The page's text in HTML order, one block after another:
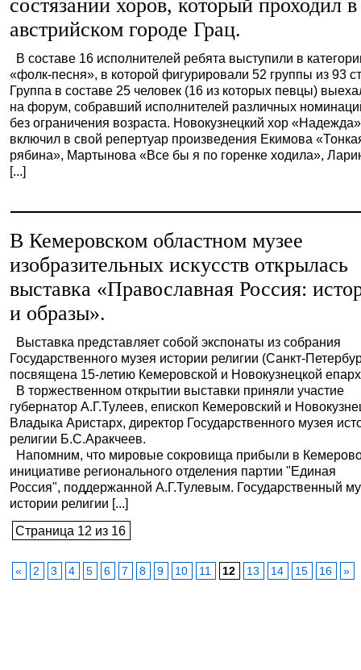
состязании хоров, который проходил в
австрийском городе Грац.
В составе 16 исполнителей ребята выступили в
«фолк-песня», в которой фигурировали 52 группы из 93
Группа в составе 25 человек (16 из которых певцы)
на форум, собравший исполнителей различных
без ограничения возраста. Новокузнецкий хор «Надежда»
включил в свой репертуар произведения Екимова
рябина», Мартынова «Все бы я по горенке ходила»,
[...]
В Кемеровском областном музее
изобразительных искусств открылась
выставка «Православная Россия:
и образы».
Выставка представляет собой экспонаты из собрания
Государственного музея истории религии (Санкт-
посвящена 15-летию Кемеровской и Новокузнецкой
В торжественном открытии выставки приняли участие
губернатор А.Г.Тулеев, епископ Кемеровский и
Владыка Аристарх, директор Государственного музея
религии Б.С.Аракчеев.
Напомним, что мировые сокровища прибыли в
инициативе регионального отделения партии "Единая
Россия", поддержанной А.Г.Тулевым. Государственный
истории религии [...]
Страница 12 из 16
« 2 3 4 5 6 7 8 9 10 11 12 13 14 15 16 »